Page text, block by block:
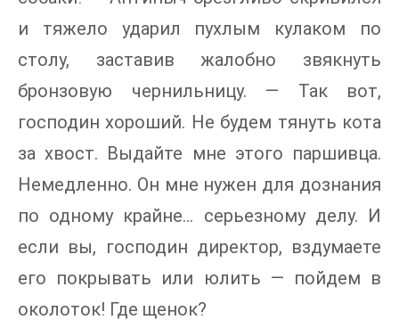
и тяжело ударил пухлым кулаком по
столу, заставив жалобно звякнуть
бронзовую чернильницу. — Так вот,
господин хороший. Не будем тянуть кота
за хвост. Выдайте мне этого паршивца.
Немедленно. Он мне нужен для дознания
по одному крайне… серьезному делу. И
если вы, господин директор, вздумаете
его покрывать или юлить — пойдем в
околоток! Где щенок?